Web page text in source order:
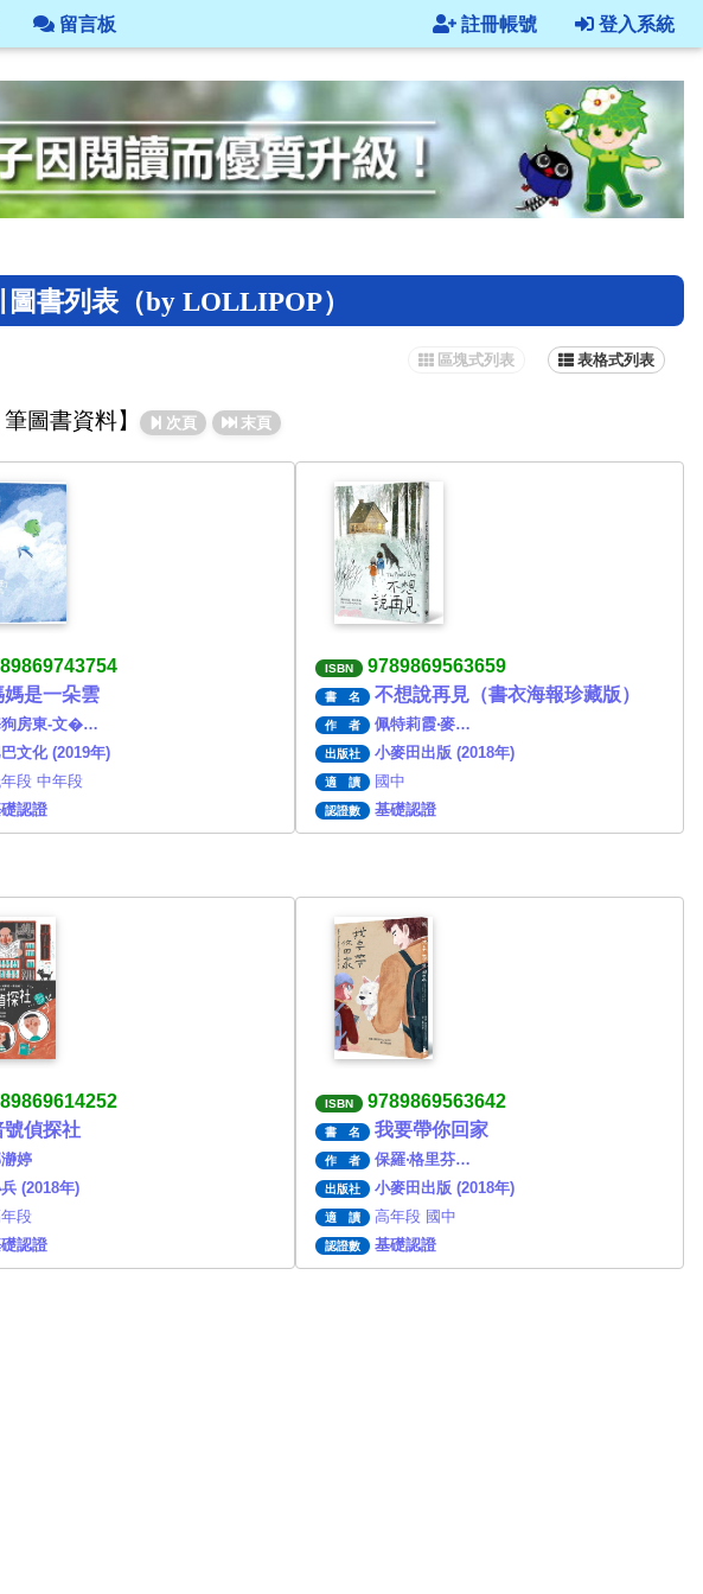
留言板 登入系統
註冊帳號
書列表（by LOLLIPOP）
表格式列表
區塊式列表
筆圖書資料】 次頁 末頁
媽是一朵雲
狗房東-文�…
文化 (2019年)
段 中年段
認證
ISBN 9789869563659
書 名 不想說再見（書衣海報珍藏版）
作 者 佩特莉霞‧麥…
出版社 小麥田出版 (2018年)
適 讀 國中
認證數 基礎認證
號偵探社
婷
(2018年)
段
認證
ISBN 9789869563642
書 名 我要帶你回家
作 者 保羅‧格里芬…
出版社 小麥田出版 (2018年)
適 讀 高年段 國中
認證數 基礎認證